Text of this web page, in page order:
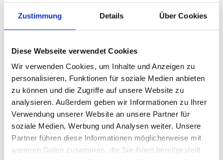
Zustimmung Details Über Cookies
Diese Webseite verwendet Cookies
Wir verwenden Cookies, um Inhalte und Anzeigen zu
personalisieren, Funktionen für soziale Medien anbieten
zu können und die Zugriffe auf unsere Website zu
analysieren. Außerdem geben wir Informationen zu Ihrer
Verwendung unserer Website an unsere Partner für
soziale Medien, Werbung und Analysen weiter. Unsere
Partner führen diese Informationen möglicherweise mit
weiteren Daten zusammen, die Sie ihnen bereitgestellt
Wohlfahrtspflege. Sie stammen ursprünglich aus den
Mitteln der Bundesregierung, kommen mittlerweile
jedoch nur noch für Caritasträger der Bundesländer
Herausforderungen bei der
Finanzierung von
Sozialunternehmen auf einen
Blick